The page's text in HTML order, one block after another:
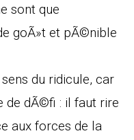
sont que
goÃ»t et pÃ©nible
du ridicule, car
de dÃ©fi : il faut rire
aux forces de la